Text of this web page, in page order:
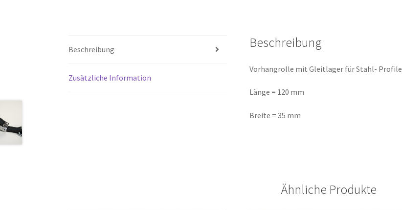
Menge
Beschreibung
Zusätzliche Information
Beschreibung
Vorhangrolle mit Gleitlager für Stahl- Profile
Länge = 120 mm
Breite = 35 mm
Ähnliche Produkte